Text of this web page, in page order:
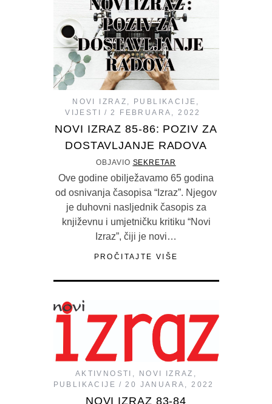
NOVI IZRAZ , PUBLIKACIJE ,
VIJESTI
2 FEBRUARA, 2022
NOVI IZRAZ 85-86: POZIV ZA
DOSTAVLJANJE RADOVA
OBJAVIO SEKRETAR
Ove godine obilježavamo 65 godina
od osnivanja časopisa “Izraz”. Njegov
je duhovni nasljednik časopis za
književnu i umjetničku kritiku “Novi
Izraz”, čiji je novi…
PROČITAJTE VIŠE
AKTIVNOSTI , NOVI IZRAZ ,
PUBLIKACIJE
20 JANUARA, 2022
NOVI IZRAZ 83-84